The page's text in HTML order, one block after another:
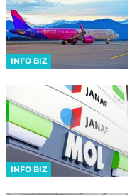
INFO BIZ
INFO BIZ